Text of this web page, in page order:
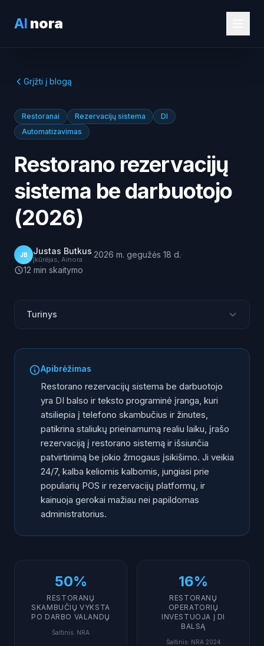
AI nora
Grįžti į blogą
Restoranai Rezervacijų sistema
DI
Automatizavimas
Restorano rezervacijų
sistema be darbuotojo
(2026)
JB Justas Butkus
Įkūrėjas, Ainora ·2026 m. gegužės 18 d.·
12 min skaitymo
Turinys
Kaip veikia DI rezervacijų sistema žingsnis po
žingsnio?
Kodėl restoranai vis dažniau pereina prie
automatizuotų rezervacijų?
Kaip DI sistema integruojasi su POS ir rezervacijų
platformomis?
Kokie pasauliniai pavyzdžiai patvirtina, kad sistema
veikia?
Kaip ši sistema veikia Lietuvos restoranų kontekste?
Ką jaučia klientas kalbėdamas su DI rezervacijų
sistema?
Kaip pradėti diegti DI rezervacijų sistemą restorane?
Apibrėžimas
Restorano rezervacijų sistema be darbuotojo
yra DI balso ir teksto programinė įranga, kuri
atsiliepia į telefono skambučius ir žinutes,
patikrina staliukų prieinamumą realiu laiku, įrašo
rezervaciją į restorano sistemą ir išsiunčia
patvirtinimą be jokio žmogaus įsikišimo. Ji veikia
24/7, kalba keliomis kalbomis, jungiasi prie
populiarių POS ir rezervacijų platformų, ir
kainuoja gerokai mažiau nei papildomas
administratorius.
50%
RESTORANŲ
SKAMBUČIŲ VYKSTA
PO DARBO VALANDŲ
Šaltinis: NRA
16%
RESTORANŲ
OPERATORIŲ
INVESTUOJA Į DI
BALSĄ
Šaltinis: NRA 2024